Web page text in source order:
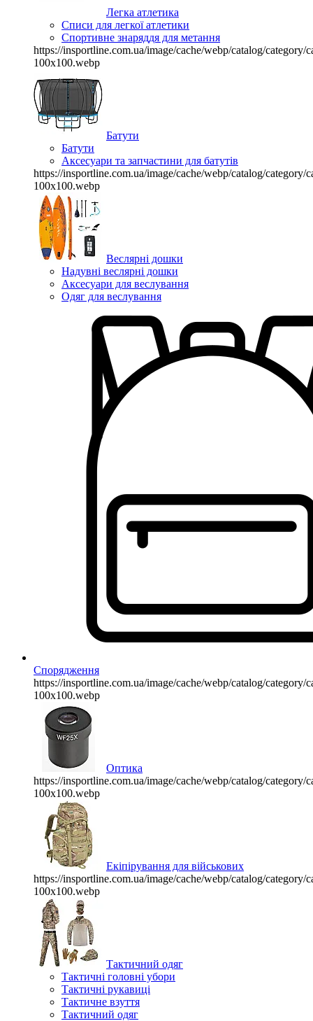
Легка атлетика
Списи для легкої атлетики
Спортивне знаряддя для метання
https://insportline.com.ua/image/cache/webp/catalog/category/
100x100.webp
Батути
Батути
Аксесуари та запчастини для батутів
https://insportline.com.ua/image/cache/webp/catalog/category/
100x100.webp
Веслярні дошки
Надувні веслярні дошки
Аксесуари для веслування
Одяг для веслування
Спорядження
https://insportline.com.ua/image/cache/webp/catalog/category/
100x100.webp
Оптика
https://insportline.com.ua/image/cache/webp/catalog/category/
100x100.webp
Екіпірування для військових
https://insportline.com.ua/image/cache/webp/catalog/category/
100x100.webp
Тактичний одяг
Тактичні головні убори
Тактичні рукавиці
Тактичне взуття
Тактичний одяг